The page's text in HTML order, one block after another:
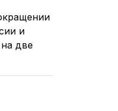
и
две